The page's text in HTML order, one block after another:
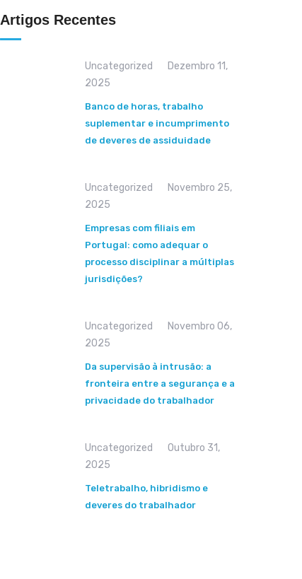
Artigos Recentes
Uncategorized
Dezembro 11,
2025
Banco de horas, trabalho
suplementar e incumprimento
de deveres de assiduidade
Uncategorized
Novembro 25,
2025
Empresas com filiais em
Portugal: como adequar o
processo disciplinar a múltiplas
jurisdições?
Uncategorized
Novembro 06,
2025
Da supervisão à intrusão: a
fronteira entre a segurança e a
privacidade do trabalhador
Uncategorized
Outubro 31,
2025
Teletrabalho, hibridismo e
deveres do trabalhador